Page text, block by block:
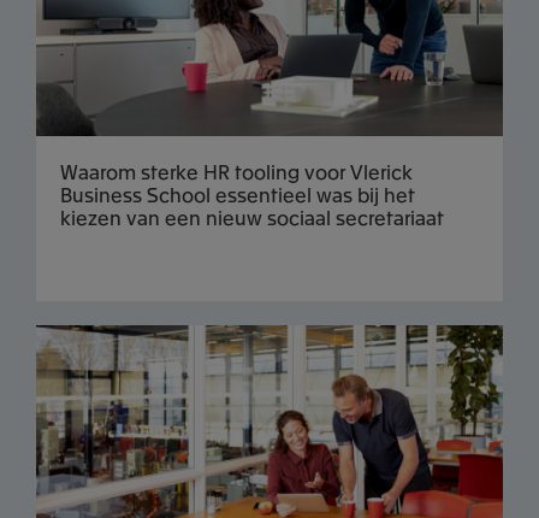
Waarom sterke HR tooling voor Vlerick
Business School essentieel was bij het
kiezen van een nieuw sociaal secretariaat